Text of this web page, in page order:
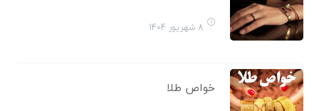
8 شهریور 1404
خواص طلا